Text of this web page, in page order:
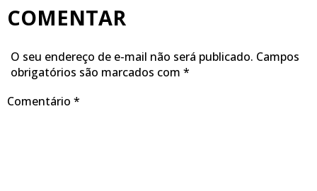
COMENTAR
O seu endereço de e-mail não será publicado. Campos
obrigatórios são marcados com *
Comentário *